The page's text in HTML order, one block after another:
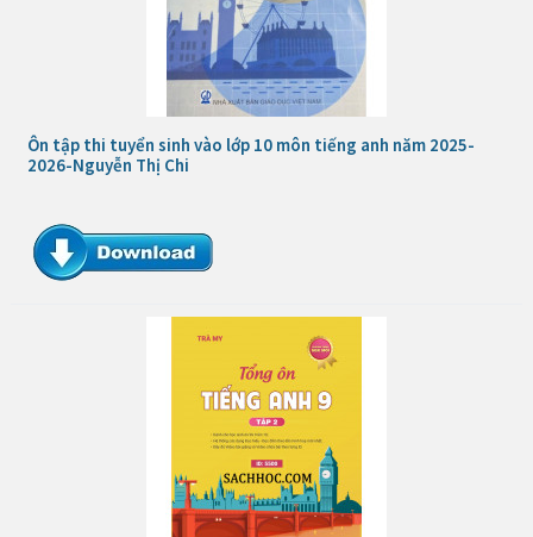
Ôn tập thi tuyển sinh vào lớp 10 môn tiếng anh năm 2025-
2026-Nguyễn Thị Chi